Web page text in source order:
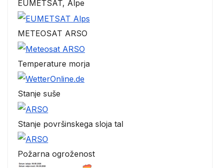
EUMETSAT, Alpe
METEOSAT ARSO
Temperature morja
Stanje suše
Stanje površinskega sloja tal
Požarna ogroženost